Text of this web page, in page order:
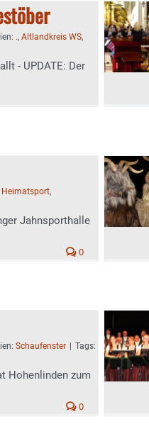
., Altlandkreis WS,
- UPDATE: Der
Heimatsport,
Jahnsporthalle
0
Schaufenster
Tags:
Hohenlinden zum
0